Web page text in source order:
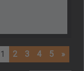
1 2 3 4 5 »